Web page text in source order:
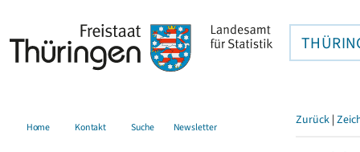
Home Kontakt Suche Newsletter Zurück |